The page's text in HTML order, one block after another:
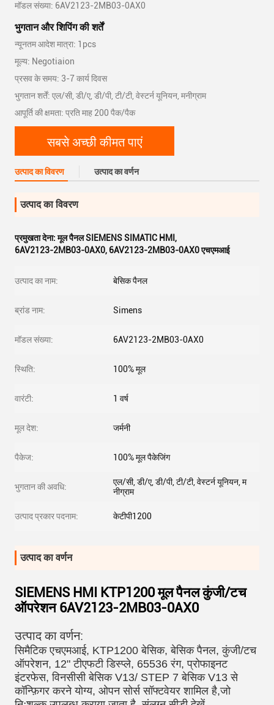
मॉडल संख्या: 6AV2123-2MB03-0AX0
भुगतान और शिपिंग की शर्तें
न्यूनतम आदेश मात्रा: 1pcs
मूल्य: Negotiaion
प्रसव के समय: 3-7 कार्य दिवस
भुगतान शर्तें: एल/सी, डी/ए, डी/पी, टी/टी, वेस्टर्न यूनियन, मनीग्राम
आपूर्ति की क्षमता: प्रति माह 200 पैक/पैक
सबसे अच्छी कीमत पाएं
उत्पाद का विवरण उत्पाद का वर्णन
उत्पाद का विवरण
प्रमुखता देना:मूल पैनल SIEMENS SIMATIC HMI ,
6AV2123-2MB03-0AX0, 6AV2123-2MB03-0AX0 एचएमआई
उत्पाद का नाम: बेसिक पैनल
ब्रांड नाम: Simens
मॉडल संख्या: 6AV2123-2MB03-0AX0
स्थिति: 100% मूल
वारंटी: 1 वर्ष
मूल देश: जर्मनी
पैकेज: 100% मूल पैकेजिंग
भुगतान की अवधि:
एल/सी, डी/ए, डी/पी, टी/टी, वेस्टर्न यूनियन, म
नीग्राम
उत्पाद प्रकार पदनाम: केटीपी1200
उत्पाद का वर्णन
SIEMENS HMI KTP1200 मूल पैनल कुंजी/टच
ऑपरेशन 6AV2123-2MB03-0AX0
उत्पाद का वर्णन:
सिमैटिक एचएमआई, KTP1200 बेसिक, बेसिक पैनल, कुंजी/टच
ऑपरेशन, 12" टीएफटी डिस्प्ले, 65536 रंग, प्रोफाइनट
इंटरफेस, विनसीसी बेसिक V13/ STEP 7 बेसिक V13 से
कॉन्फ़िगर करने योग्य, ओपन सोर्स सॉफ्टवेयर शामिल है,जो